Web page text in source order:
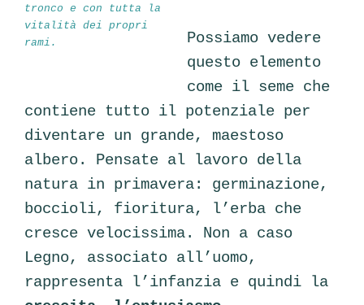
tronco e con tutta la
vitalità dei propri
rami.
Possiamo vedere
questo elemento
come il seme che
contiene tutto il potenziale per
diventare un grande, maestoso
albero. Pensate al lavoro della
natura in primavera: germinazione,
boccioli, fioritura, l’erba che
cresce velocissima. Non a caso
Legno, associato all’uomo,
rappresenta l’infanzia e quindi la